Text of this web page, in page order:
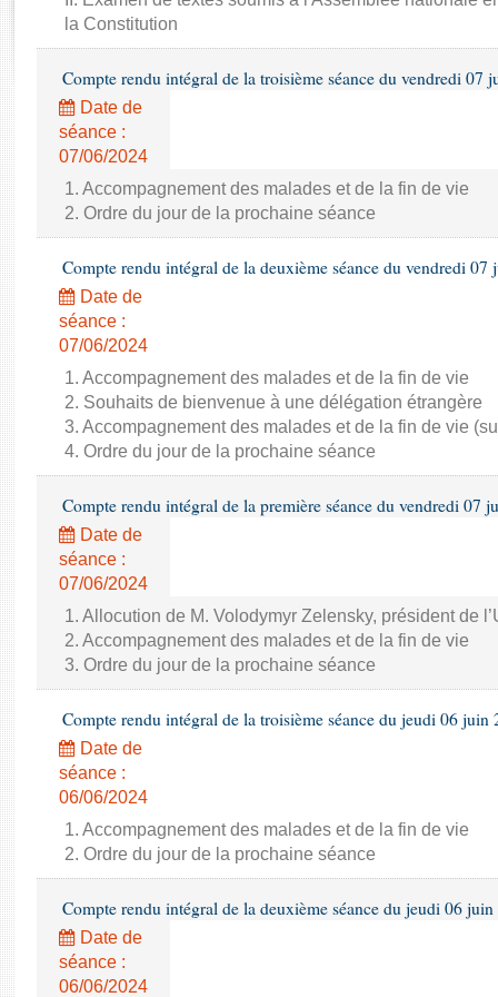
Rapports d'enquête
Rapports législatifs
Baromètre de l’application des lois
Dossiers législatifs
Questions écrites et orales
la Constitution
Compte rendu intégral de la troisième séance du vendredi 07
Date de
séance :
07/06/2024
1. Accompagnement des malades et de la fin de vie
2. Ordre du jour de la prochaine séance
Compte rendu intégral de la deuxième séance du vendredi 07
Date de
séance :
07/06/2024
1. Accompagnement des malades et de la fin de vie
2. Souhaits de bienvenue à une délégation étrangère
3. Accompagnement des malades et de la fin de vie
4. Ordre du jour de la prochaine séance
Compte rendu intégral de la première séance du vendredi 07
Date de
séance :
07/06/2024
1. Allocution de M. Volodymyr Zelensky, président de
2. Accompagnement des malades et de la fin de vie
3. Ordre du jour de la prochaine séance
Compte rendu intégral de la troisième séance du jeudi 06 juin
Date de
séance :
06/06/2024
1. Accompagnement des malades et de la fin de vie
2. Ordre du jour de la prochaine séance
Compte rendu intégral de la deuxième séance du jeudi 06
Date de
séance :
06/06/2024